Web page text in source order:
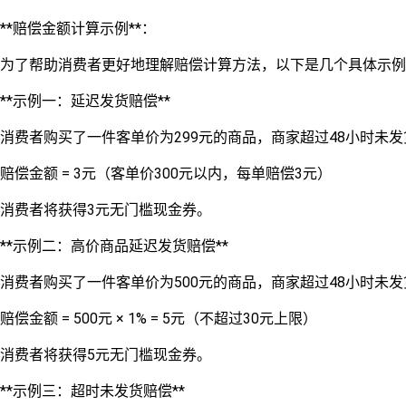
**赔偿金额计算示例**：
为了帮助消费者更好地理解赔偿计算方法，以下是几个具体示例
**示例一：延迟发货赔偿**
消费者购买了一件客单价为299元的商品，商家超过48小时未发
赔偿金额 = 3元（客单价300元以内，每单赔偿3元）
消费者将获得3元无门槛现金券。
**示例二：高价商品延迟发货赔偿**
消费者购买了一件客单价为500元的商品，商家超过48小时未发
赔偿金额 = 500元 × 1% = 5元（不超过30元上限）
消费者将获得5元无门槛现金券。
**示例三：超时未发货赔偿**